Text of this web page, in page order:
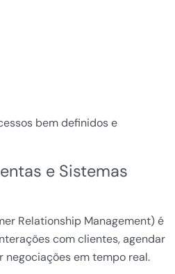
bem definidos e
e Sistemas
Relationship Management) é
com clientes, agendar
em tempo real.